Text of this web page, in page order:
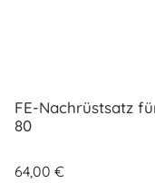
FE-Nachrüstsatz
80
64,00 €